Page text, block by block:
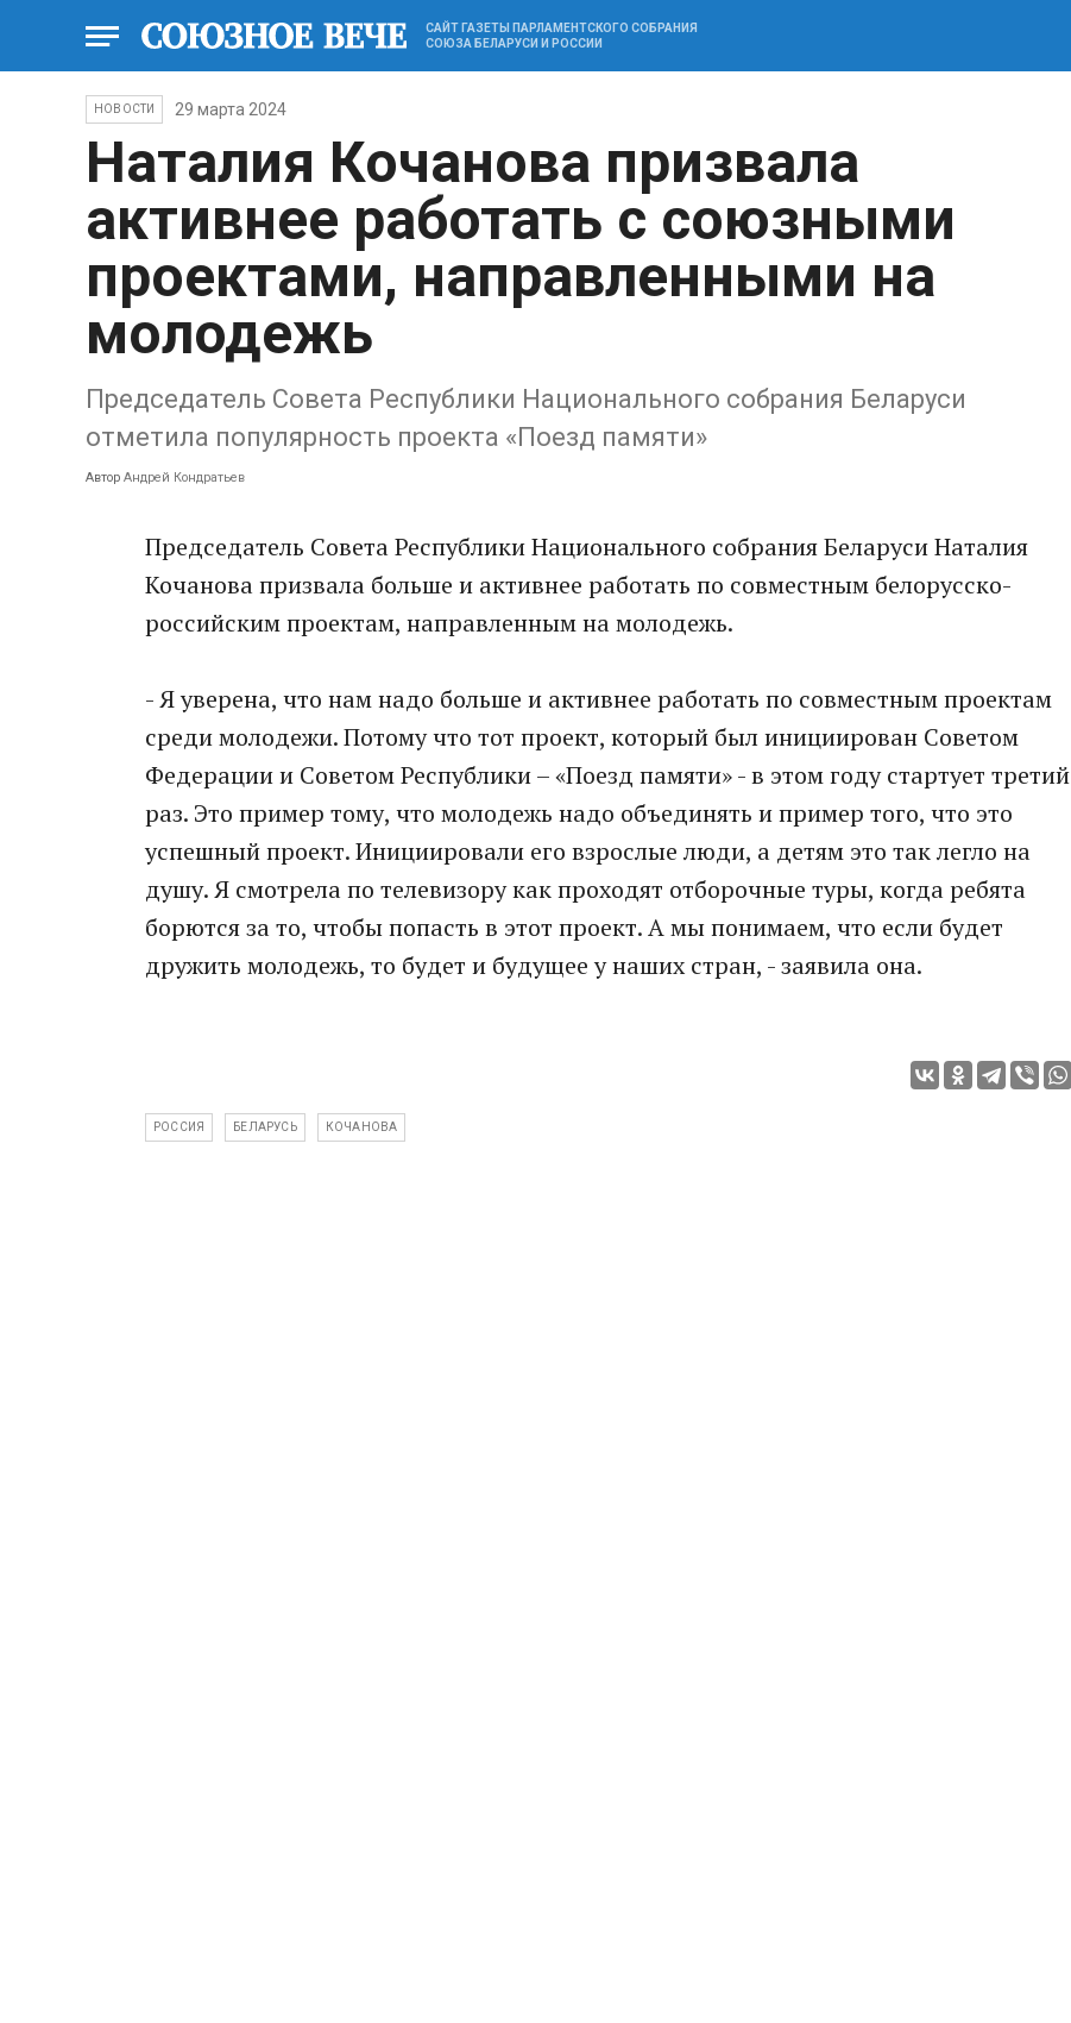
САЙТ ГАЗЕТЫ ПАРЛАМЕНТСКОГО СОБРАНИЯ
СОЮЗА БЕЛАРУСИ И РОССИИ
НОВОСТИ 29 марта 2024
Наталия Кочанова призвала
активнее работать с союзными
проектами, направленными на
молодежь
Председатель Совета Республики Национального собрания Беларуси
отметила популярность проекта «Поезд памяти»
Автор Андрей Кондратьев
Председатель Совета Республики Национального собрания Беларуси Наталия
Кочанова призвала больше и активнее работать по совместным белорусско-
российским проектам, направленным на молодежь.
- Я уверена, что нам надо больше и активнее работать по совместным проектам
среди молодежи. Потому что тот проект, который был инициирован Советом
Федерации и Советом Республики – «Поезд памяти» - в этом году стартует третий
раз. Это пример тому, что молодежь надо объединять и пример того, что это
успешный проект. Инициировали его взрослые люди, а детям это так легло на
душу. Я смотрела по телевизору как проходят отборочные туры, когда ребята
борются за то, чтобы попасть в этот проект. А мы понимаем, что если будет
дружить молодежь, то будет и будущее у наших стран, - заявила она.
РОССИЯ БЕЛАРУСЬ КОЧАНОВА